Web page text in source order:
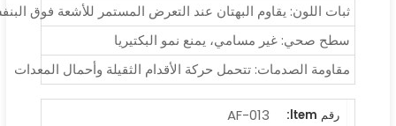
ثبات اللون: يقاوم البهتان عند التعرض المستمر للأشعة فوق
سطح صحي: غير مسامي، يمنع نمو البكتيريا
مقاومة الصدمات: تتحمل حركة الأقدام الثقيلة وأحمال المعدات
رقم ltem:
AF-013